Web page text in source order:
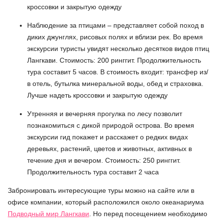
кроссовки и закрытую одежду
Наблюдение за птицами – представляет собой поход в
диких джунглях, рисовых полях и вблизи рек. Во время
экскурсии туристы увидят несколько десятков видов птиц
Лангкави. Стоимость: 200 ринггит. Продолжительность
тура составит 5 часов. В стоимость входит: трансфер из/
в отель, бутылка минеральной воды, обед и страховка.
Лучше надеть кроссовки и закрытую одежду
Утренняя и вечерняя прогулка по лесу позволит
познакомиться с дикой природой острова. Во время
экскурсии гид покажет и расскажет о редких видах
деревьях, растений, цветов и животных, активных в
течение дня и вечером. Стоимость: 250 ринггит.
Продолжительность тура составит 2 часа
Забронировать интересующие туры можно на сайте или в
офисе компании, который расположился около океанариума
Подводный мир Лангкави. Но перед посещением необходимо